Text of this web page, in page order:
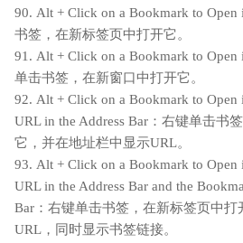
90. Alt + Click on a Bookmark to
书签，在新标签页中打开它。
91. Alt + Click on a Bookmark to
单击书签，在新窗口中打开它。
92. Alt + Click on a Bookmark to Open
URL in the Address Bar：右键单击书
它，并在地址栏中显示URL。
93. Alt + Click on a Bookmark to Open
URL in the Address Bar and the
Bar：右键单击书签，在新标签页中
URL，同时显示书签链接。